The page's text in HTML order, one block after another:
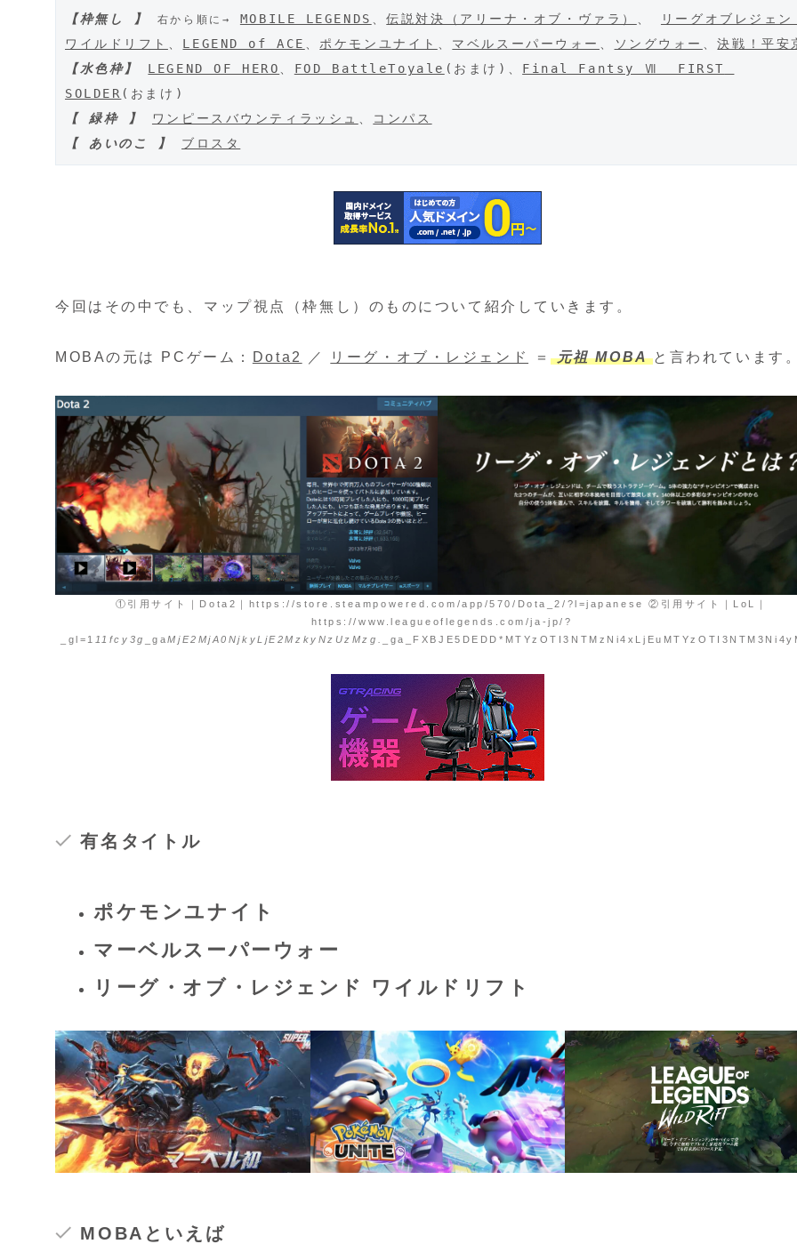
【枠無し 】 右から順に→ MOBILE LEGENDS 、伝説対決（アリーナ・オブ・ヴァラ）
リーグオブレジェン
ワイルドリフト
LEGEND of ACE ポケモンユナイト マベルスーパーウォー ソングウォー 、決戦！平安
【水色枠】
LEGEND OF HERO FOD BattleToyale (おまけ)、 Final Fantsy Ⅶ  FIRST
SOLDER
【 緑枠 】
ワンピースバウンティラッシュ
コンパス
【 あいのこ 】
ブロスタ
今回はその中でも、マップ視点（枠無し）のものについて紹介していきます。
MOBAの元は PCゲーム： Dota2 ／ リーグ・オブ・レジェンド ＝元祖 MOBAと言われています
①引用サイト｜Dota2｜https://store.steampowered.com/app/570/Dota_2/?l=japanese ②引用サイト｜LoL｜
https://www.leagueoflegends.com/ja-jp/?
_gl=1 11fcy3g _gaMjE2MjA0NjkyLjE2MzkyNzUzMzg.
有名タイトル
ポケモンユナイト
マーベルスーパーウォー
リーグ・オブ・レジェンド ワイルドリフト
MOBAといえば